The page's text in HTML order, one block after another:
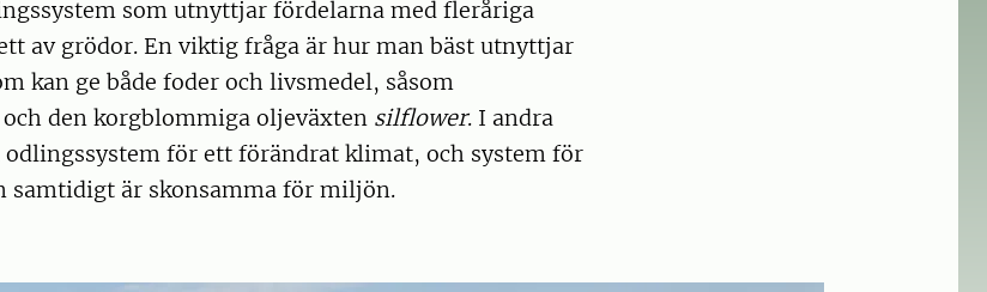
som utnyttjar fördelarna med fleråriga
av grödor. En viktig fråga är hur man bäst utnyttjar
kan ge både foder och livsmedel, såsom
den korgblommiga oljeväxten silflower. I andra
för ett förändrat klimat, och system för
samtidigt är skonsamma för miljön.